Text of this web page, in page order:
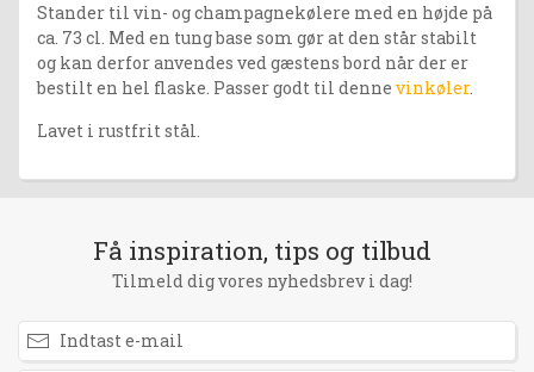
Stander til vin- og champagnekølere med en højde på
ca. 73 cl. Med en tung base som gør at den står stabilt
og kan derfor anvendes ved gæstens bord når der er
bestilt en hel flaske. Passer godt til denne vinkøler.
Lavet i rustfrit stål.
Få inspiration, tips og tilbud
Tilmeld dig vores nyhedsbrev i dag!